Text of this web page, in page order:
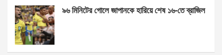
৯৬ মিনিটের গোলে জাপানকে হারিয়ে শেষ ১৬-তে ব্রাজিল